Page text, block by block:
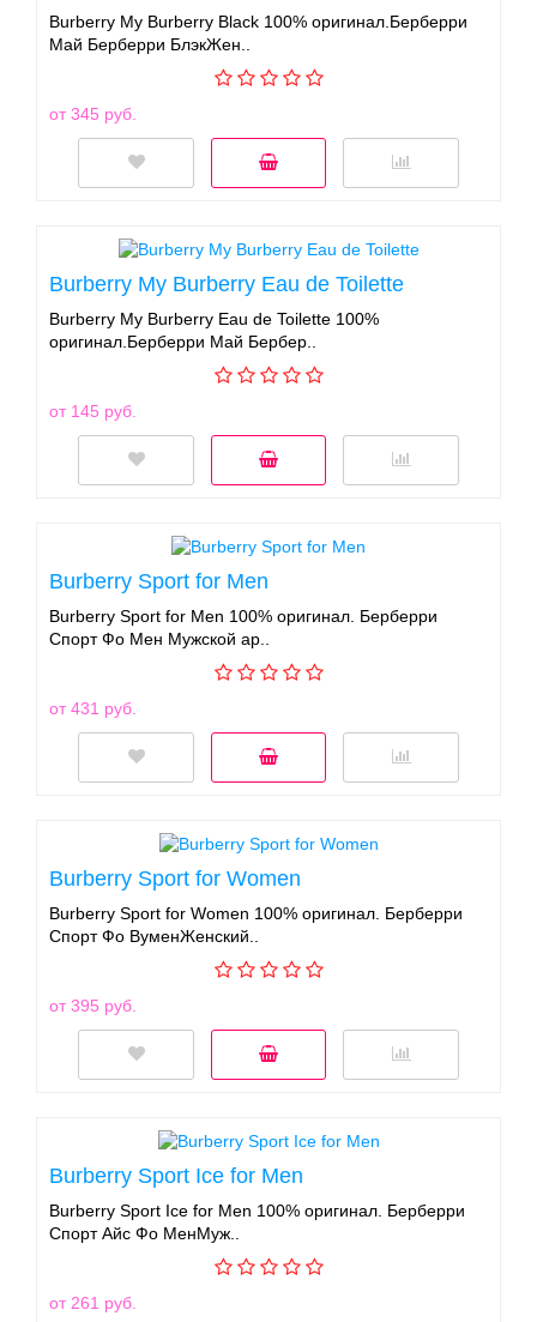
Burberry My Burberry Black 100% оригинал.Берберри
Май Берберри БлэкЖен..
от 345 руб.
Burberry My Burberry Eau de Toilette
Burberry My Burberry Eau de Toilette 100%
оригинал.Берберри Май Бербер..
от 145 руб.
Burberry Sport for Men
Burberry Sport for Men 100% оригинал. Берберри
Спорт Фо Мен Мужской ар..
от 431 руб.
Burberry Sport for Women
Burberry Sport for Women 100% оригинал. Берберри
Спорт Фо ВуменЖенский..
от 395 руб.
Burberry Sport Ice for Men
Burberry Sport Ice for Men 100% оригинал. Берберри
Спорт Айс Фо МенМуж..
от 261 руб.